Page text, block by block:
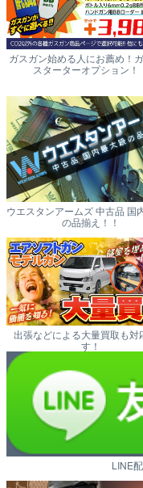
ガスガン始める人にお薦め！
スターターオプション！
ウエスタンアームズ 中古品 国
の品揃え！！
出張などによる大量買取も対
す！
LINE